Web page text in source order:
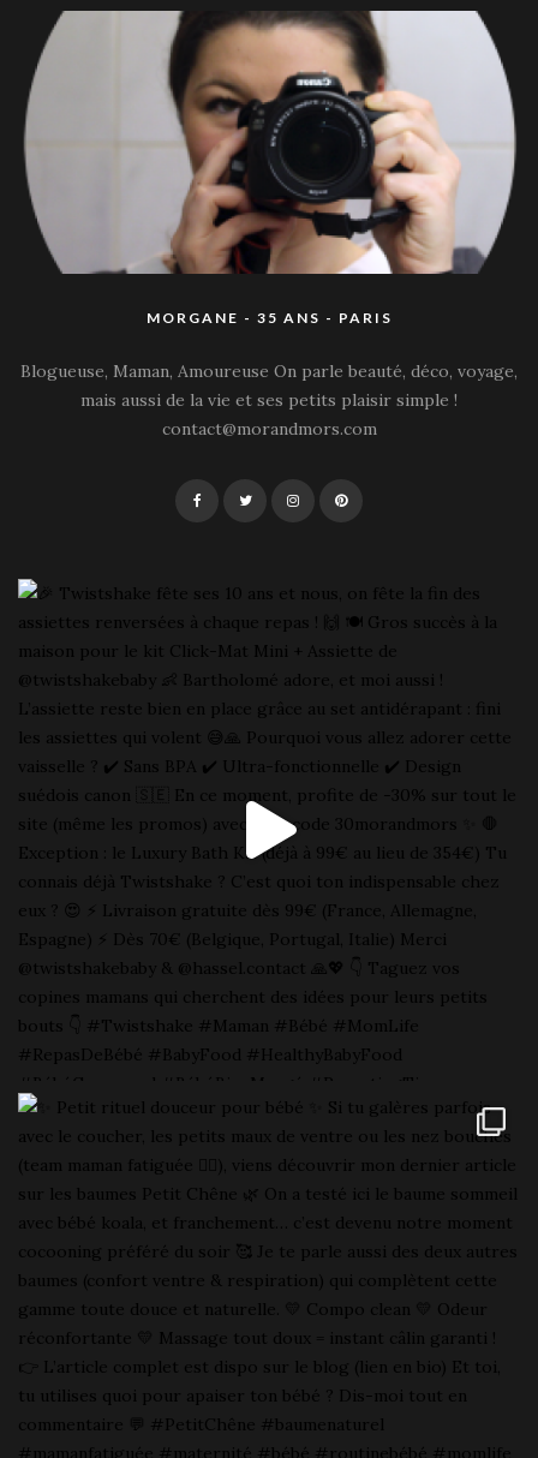
MORGANE - 35 ANS - PARIS
Blogueuse, Maman, Amoureuse On parle beauté, déco, voyage,
mais aussi de la vie et ses petits plaisir simple !
contact@morandmors.com